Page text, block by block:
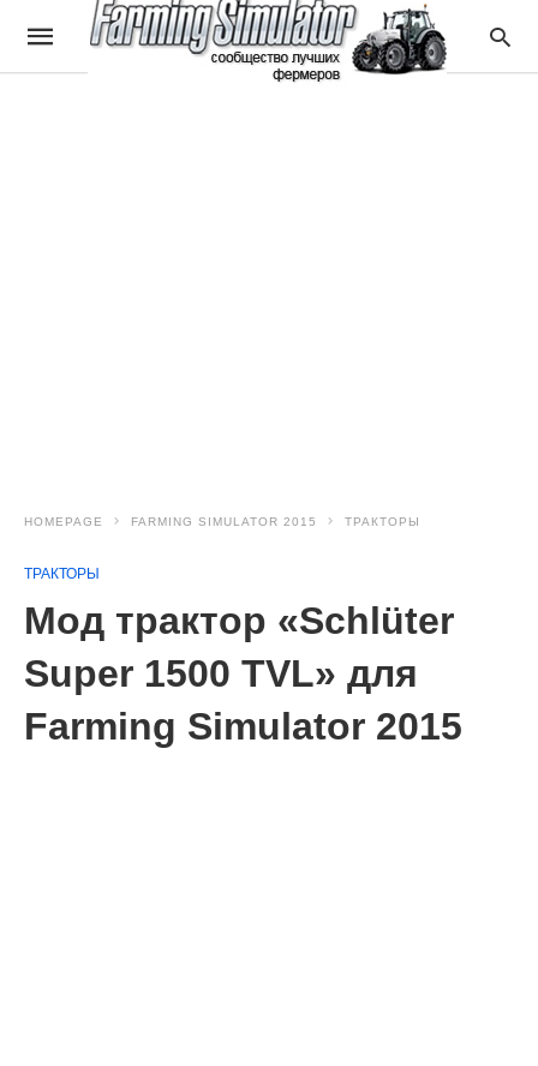
HOMEPAGE FARMING SIMULATOR 2015 ТРАКТОРЫ
ТРАКТОРЫ
Мод трактор «Schlüter
Super 1500 TVL» для
Farming Simulator 2015